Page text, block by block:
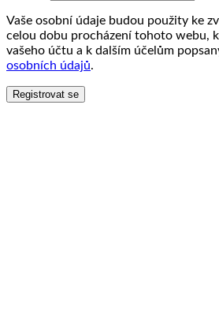
Vaše osobní údaje budou použity ke
celou dobu procházení tohoto webu,
vašeho účtu a k dalším účelům
osobních údajů.
Registrovat se